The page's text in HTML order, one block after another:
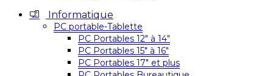
Informatique
PC portable-Tablette
PC Portables 12″ à 14″
PC Portables 15″ à 16″
PC Portables 17″ et plus